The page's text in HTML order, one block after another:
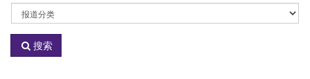
活
动
分
搜索